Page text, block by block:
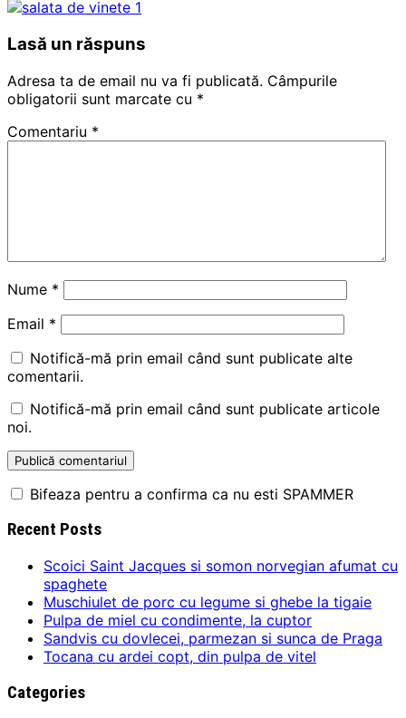
Lasă un răspuns
Adresa ta de email nu va fi publicată. Câmpurile
obligatorii sunt marcate cu *
Comentariu *
Nume *
Email *
Notifică-mă prin email când sunt publicate alte
comentarii.
Notifică-mă prin email când sunt publicate articole
noi.
Bifeaza pentru a confirma ca nu esti SPAMMER
Recent Posts
Scoici Saint Jacques si somon norvegian afumat cu
spaghete
Muschiulet de porc cu legume si ghebe la tigaie
Pulpa de miel cu condimente, la cuptor
Sandvis cu dovlecei, parmezan si sunca de Praga
Tocana cu ardei copt, din pulpa de vitel
Categories